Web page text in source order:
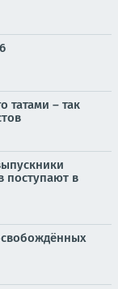
татами – так
поступают в